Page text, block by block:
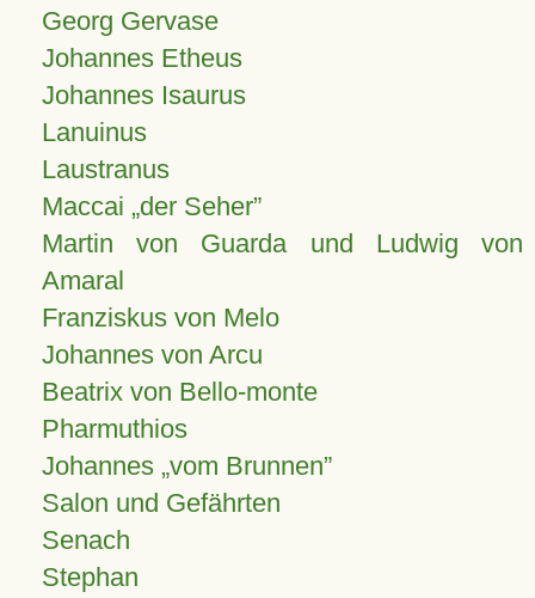
Georg Gervase
Johannes Etheus
Johannes Isaurus
Lanuinus
Laustranus
Maccai „der Seher”
Martin von Guarda und Ludwig von
Amaral
Franziskus von Melo
Johannes von Arcu
Beatrix von Bello-monte
Pharmuthios
Johannes vom Brunnen
Salon und Gefährten
Senach
Stephan